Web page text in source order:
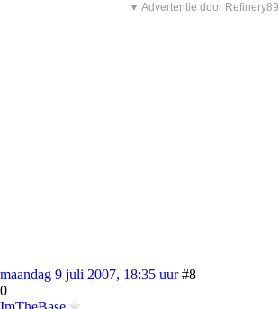
▼ Advertentie door Refinery89
maandag 9 juli 2007, 18:35 uur #8
0